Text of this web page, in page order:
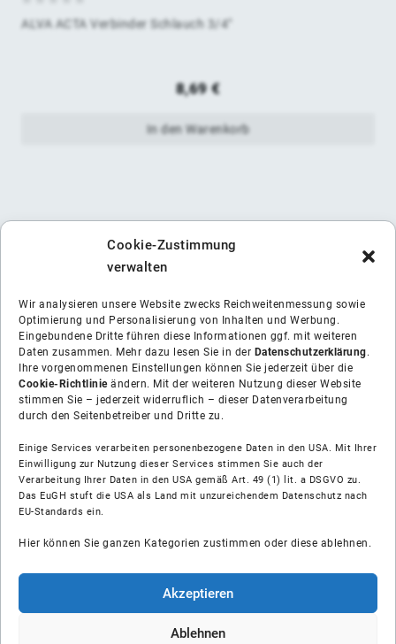
Cookie-Zustimmung
verwalten
Wir analysieren unsere Website zwecks Reichweitenmessung sowie
Optimierung und Personalisierung von Inhalten und Werbung.
Eingebundene Dritte führen diese Informationen ggf. mit weiteren
Daten zusammen. Mehr dazu lesen Sie in der Datenschutzerklärung.
Ihre vorgenommenen Einstellungen können Sie jederzeit über die
Cookie-Richtlinieändern. Mit der weiteren Nutzung dieser Website
stimmen Sie – jederzeit widerruflich – dieser Datenverarbeitung
durch den Seitenbetreiber und Dritte zu.
Einige Services verarbeiten personenbezogene Daten in den USA. Mit Ihrer
Einwilligung zur Nutzung dieser Services stimmen Sie auch der
Verarbeitung Ihrer Daten in den USA gemäß Art. 49 (1) lit. a DSGVO zu.
Das EuGH stuft die USA als Land mit unzureichendem Datenschutz nach
EU-Standards ein.
Hier können Sie ganzen Kategorien zustimmen oder diese ablehnen.
Akzeptieren
Ablehnen
ALVA ACTA Verbinder Schlauch 3/4"
8,69€
In den Warenkorb
Über uns
Soziale Medien